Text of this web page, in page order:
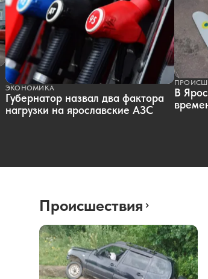
ЭКОНОМИКА
Губернатор назвал два фактора
нагрузки на ярославские АЗС
В
Происшествия